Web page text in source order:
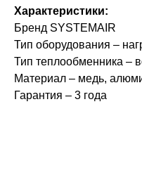
Характеристики:
Бренд SYSTEMAIR
Тип оборудования –
Тип теплообменника –
Материал – медь,
Гарантия – 3 года